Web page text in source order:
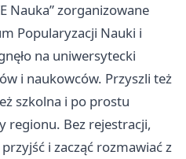
Nauka” zorganizowane
Popularyzacji Nauki i
na uniwersytecki
i naukowców. Przyszli też
szkolna i po prostu
regionu. Bez rejestracji,
i zacząć rozmawiać z